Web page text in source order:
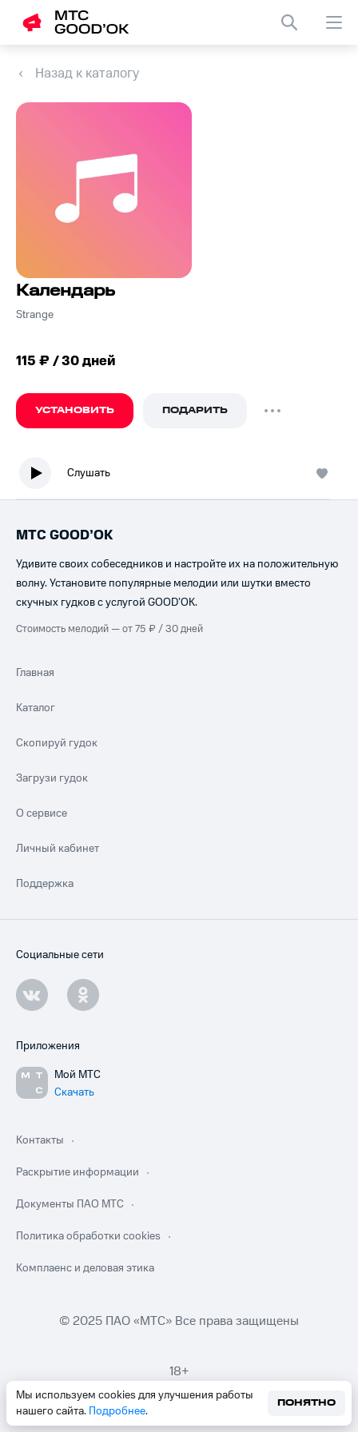
Назад к каталогу
Календарь
Strange
115 ₽ / 30 дней
УСТАНОВИТЬ ПОДАРИТЬ
Слушать
Мы используем cookies для улучшения работы
нашего сайта. Подробнее.
ПОНЯТНО
МТС GOOD’OK
Удивите своих собеседников и настройте их на положительную
волну. Установите популярные мелодии или шутки вместо
скучных гудков с услугой GOOD’OK.
Стоимость мелодий — от 75 ₽ / 30 дней
Главная
Каталог
Скопируй гудок
Загрузи гудок
О сервисе
Личный кабинет
Поддержка
Социальные сети
Приложения
Мой МТС
Скачать
Контакты
Раскрытие информации
Документы ПАО МТС
Политика обработки cookies
Комплаенс и деловая этика
© 2025 ПАО «МТС» Все права защищены
18+